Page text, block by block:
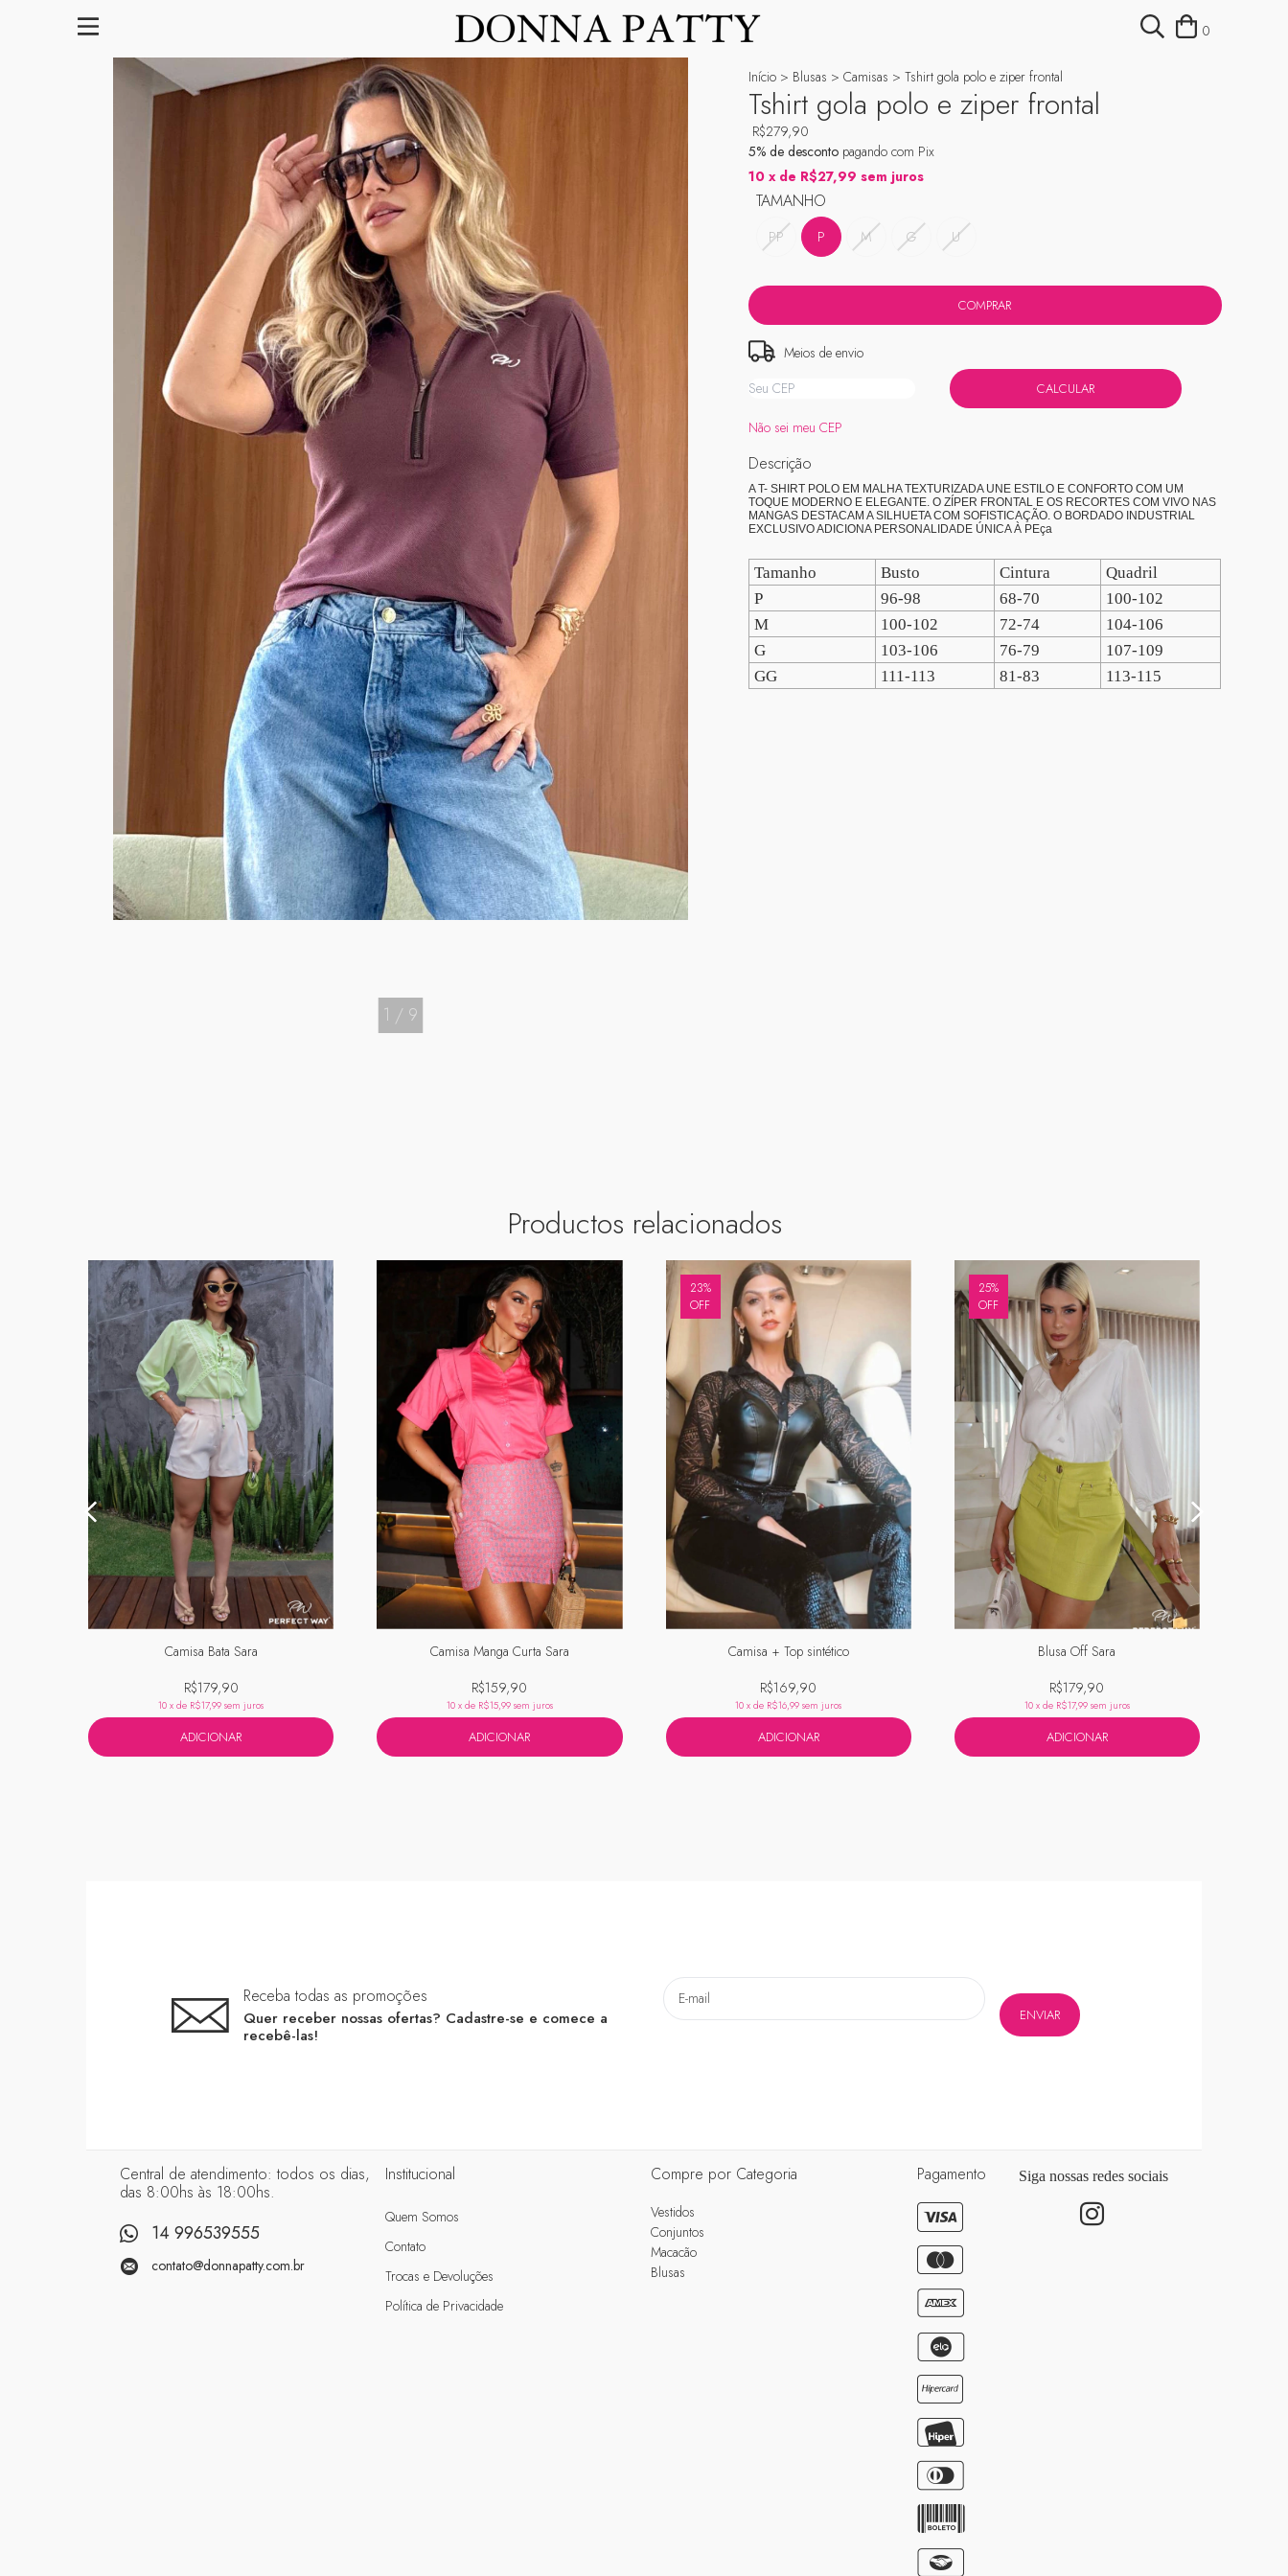
0
1 / 9
Início > Blusas > Camisas > Tshirt gola polo e ziper frontal
Tshirt gola polo e ziper frontal
R$279,90
5% de desconto pagando com Pix
10 x de R$27,99 sem juros
TAMANHO
PP P M G U
Entregas para o CEP:
Meios de envio
CALCULAR
Não sei meu CEP
Descrição
A T- SHIRT POLO EM MALHA TEXTURIZADA UNE ESTILO E CONFORTO COM UM
TOQUE MODERNO E ELEGANTE. O ZÍPER FRONTAL E OS RECORTES COM VIVO NAS
MANGAS DESTACAM A SILHUETA COM SOFISTICAÇÃO. O BORDADO INDUSTRIAL
EXCLUSIVO ADICIONA PERSONALIDADE ÚNICA À PEça
Tamanho Busto Cintura
Quadril
P
96-98 68-70
100-102
M
100-102 72-74
104-106
G
103-106 76-79
107-109
GG
111-113 81-83 113-115
Productos relacionados
Camisa Bata Sara
R$179,90
10 x de R$17,99 sem juros
ADICIONAR
Camisa Manga Curta Sara
R$159,90
10 x de R$15,99 sem juros
ADICIONAR
23%
OFF
Camisa + Top sintético
R$169,90
10 x de R$16,99 sem juros
ADICIONAR
25%
OFF
Blusa Off Sara
R$179,90
10 x de R$17,99 sem juros
ADICIONAR
Receba todas as promoções
Quer receber nossas ofertas? Cadastre-se e comece a
recebê-las!
Central de atendimento: todos os dias,
das 8:00hs às 18:00hs.
14 996539555
contato@donnapatty.com.br
Institucional
Quem Somos
Contato
Trocas e Devoluções
Política de Privacidade
Compre por Categoria
Vestidos
Conjuntos
Macacão
Blusas
Pagamento